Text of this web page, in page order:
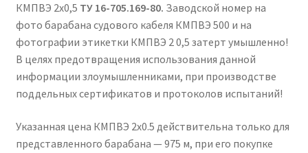
КМПВЭ 2х0,5 ТУ 16-705.169-80. Заводской номер на
фото барабана судового кабеля КМПВЭ 500 и на
фотографии этикетки КМПВЭ 2 0,5 затерт умышленно!
В целях предотвращения использования данной
информации злоумышленниками, при производстве
поддельных сертификатов и протоколов испытаний!
Указанная цена КМПВЭ 2х0.5 действительна только для
представленного барабана — 975 м, при его покупке